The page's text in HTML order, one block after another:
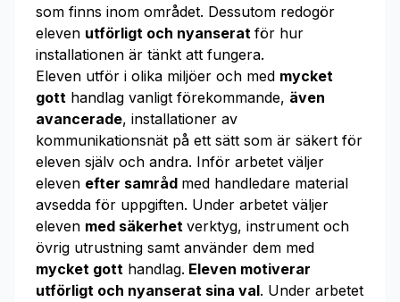
som finns inom området. Dessutom redogör
eleven utförligt och nyanserat för hur
installationen är tänkt att fungera.
Eleven utför i olika miljöer och med mycket
gott handlag vanligt förekommande, även
avancerade, installationer av
kommunikationsnät på ett sätt som är säkert för
eleven själv och andra. Inför arbetet väljer
eleven efter samråd med handledare material
avsedda för uppgiften. Under arbetet väljer
eleven med säkerhet verktyg, instrument och
övrig utrustning samt använder dem med
mycket gott handlag. Eleven motiverar
utförligt och nyanserat sina val. Under arbetet